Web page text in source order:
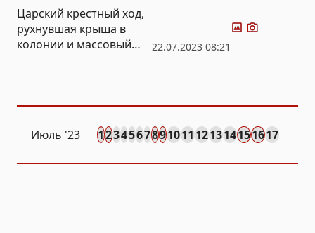
22.07.2023 08:21
Царский крестный ход,
рухнувшая крыша в
колонии и массовый
Июль '23 1234567891011121314151617